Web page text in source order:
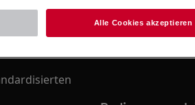
Zum Webshop
Alle Cookies akzeptieren